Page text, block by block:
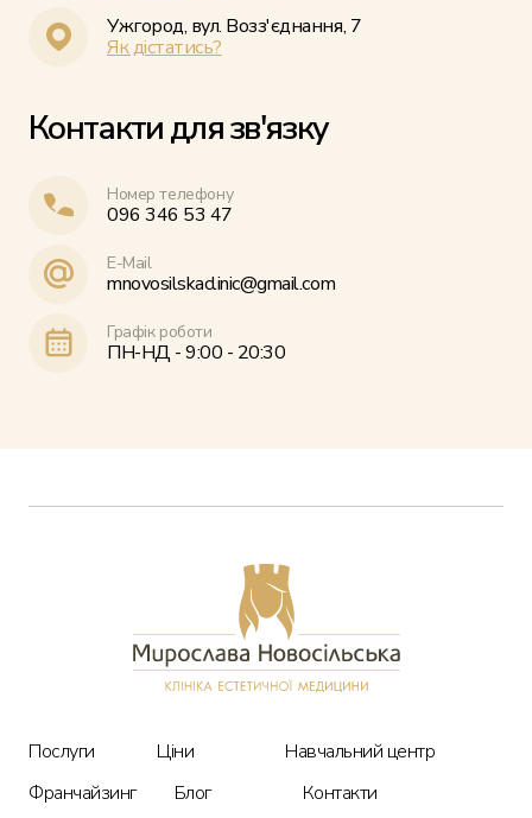
Блог
Ужгород, вул. Возз'єднання, 7
Як дістатись?
Контакти для зв'язку
Номер телефону
096 346 53 47
E-Mail
mnovosilskaclinic@gmail.com
Графік роботи
ПН-НД - 9:00 - 20:30
Послуги Ціни
Навчальний центр
Франчайзинг
Блог Контакти